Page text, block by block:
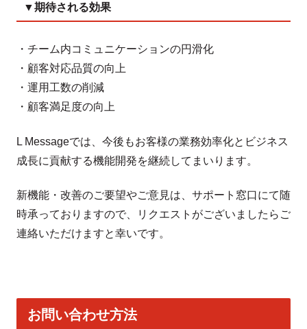
▼期待される効果
・チーム内コミュニケーションの円滑化
・顧客対応品質の向上
・運用工数の削減
・顧客満足度の向上
L Messageでは、今後もお客様の業務効率化とビジネス
成長に貢献する機能開発を継続してまいります。
新機能・改善のご要望やご意見は、サポート窓口にて随
時承っておりますので、リクエストがございましたらご
連絡いただけますと幸いです。
お問い合わせ方法